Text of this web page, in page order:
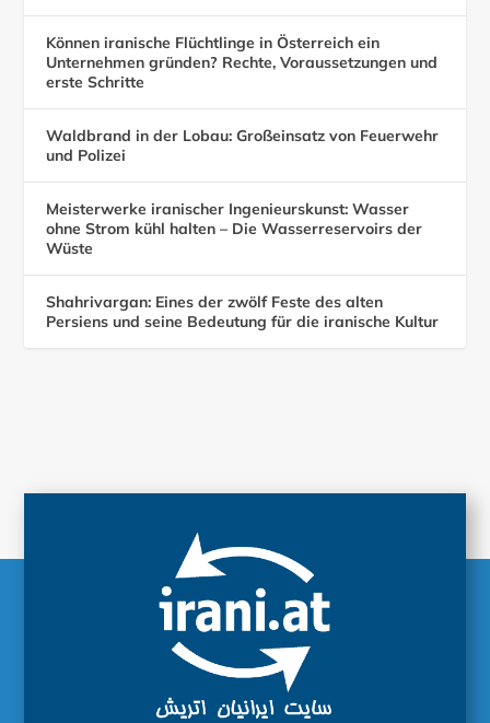
Können iranische Flüchtlinge in Österreich ein
Unternehmen gründen? Rechte, Voraussetzungen und
erste Schritte
Waldbrand in der Lobau: Großeinsatz von Feuerwehr
und Polizei
Meisterwerke iranischer Ingenieurskunst: Wasser
ohne Strom kühl halten – Die Wasserreservoirs der
Wüste
Shahrivargan: Eines der zwölf Feste des alten
Persiens und seine Bedeutung für die iranische Kultur